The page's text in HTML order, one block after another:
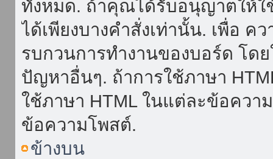
ทั้งหมด. ถ้าคุณได้รับอนุญาตให้ใ
ได้เพียงบางคำสั่งเท่านั้น. เพื่อ
รบกวนการทำงานของบอร์ด โด
ปัญหาอื่นๆ. ถ้าการใช้ภาษา
ใช้ภาษา HTML ในแต่ละข้อคว
ข้อความโพสต์.
ข้างบน